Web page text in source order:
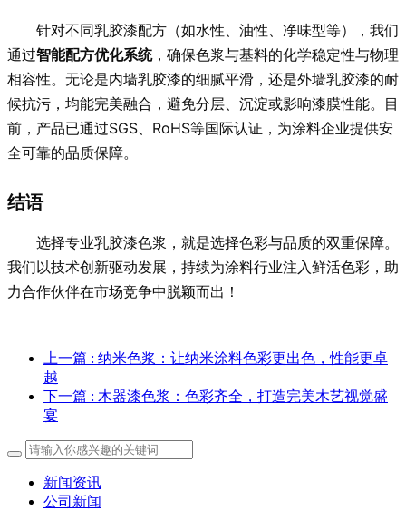
针对不同乳胶漆配方（如水性、油性、净味型等），我们
通过智能配方优化系统，确保色浆与基料的化学稳定性与物理
相容性。无论是内墙乳胶漆的细腻平滑，还是外墙乳胶漆的耐
候抗污，均能完美融合，避免分层、沉淀或影响漆膜性能。目
前，产品已通过SGS、RoHS等国际认证，为涂料企业提供安
全可靠的品质保障。
结语
选择专业乳胶漆色浆，就是选择色彩与品质的双重保障。
我们以技术创新驱动发展，持续为涂料行业注入鲜活色彩，助
力合作伙伴在市场竞争中脱颖而出！
上一篇 : 纳米色浆：让纳米涂料色彩更出色，性能更卓
越
下一篇 : 木器漆色浆：色彩齐全，打造完美木艺视觉盛
宴
新闻资讯
公司新闻